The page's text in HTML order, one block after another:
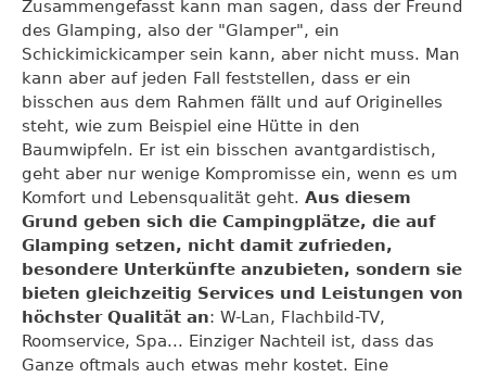
Zusammengefasst kann man sagen, dass der Freund
des Glamping, also der "Glamper", ein
Schickimickicamper sein kann, aber nicht muss. Man
kann aber auf jeden Fall feststellen, dass er ein
bisschen aus dem Rahmen fällt und auf Originelles
steht, wie zum Beispiel eine Hütte in den
Baumwipfeln. Er ist ein bisschen avantgardistisch,
geht aber nur wenige Kompromisse ein, wenn es um
Komfort und Lebensqualität geht. Aus diesem
Grund geben sich die Campingplätze, die auf
Glamping setzen, nicht damit zufrieden,
besondere Unterkünfte anzubieten, sondern sie
bieten gleichzeitig Services und Leistungen von
höchster Qualität an: W-Lan, Flachbild-TV,
Roomservice, Spa... Einziger Nachteil ist, dass das
Ganze oftmals auch etwas mehr kostet. Eine